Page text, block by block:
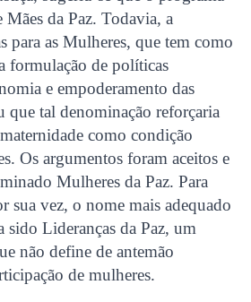
Mães da Paz. Todavia, a
para as Mulheres, que tem como
formulação de políticas
e empoderamento das
que tal denominação reforçaria
como condição
Os argumentos foram aceitos e
Mulheres da Paz. Para
sua vez, o nome mais adequado
sido Lideranças da Paz, um
não define de antemão
de mulheres.